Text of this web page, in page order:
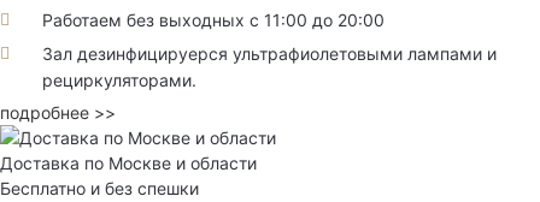
Работаем без выходных с 11:00 до 20:00
Зал дезинфицируерся ультрафиолетовыми лампами и
рециркуляторами.
подробнее >>
Доставка по Москве и области
Бесплатно и без спешки